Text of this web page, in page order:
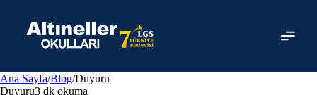
Ücretsiz Başvuru
0501 464 82 94 info@altineller.k12.tr
Ana Sayfa/Blog/Duyuru
Duyuru3 dk okuma